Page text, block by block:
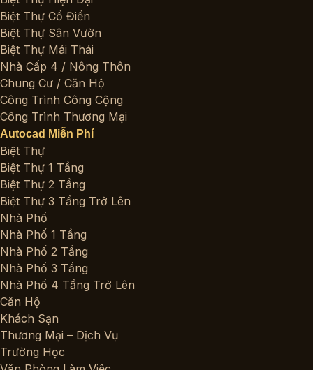
Biệt Thự Cổ Điển
Biệt Thự Sân Vườn
Biệt Thự Mái Thái
Nhà Cấp 4 / Nông Thôn
Chung Cư / Căn Hộ
Công Trình Công Cộng
Công Trình Thương Mại
Autocad Miễn Phí
Biệt Thự
Biệt Thự 1 Tầng
Biệt Thự 2 Tầng
Biệt Thự 3 Tầng Trở Lên
Nhà Phố
Nhà Phố 1 Tầng
Nhà Phố 2 Tầng
Nhà Phố 3 Tầng
Nhà Phố 4 Tầng Trở Lên
Căn Hộ
Khách Sạn
Thương Mại – Dịch Vụ
Trường Học